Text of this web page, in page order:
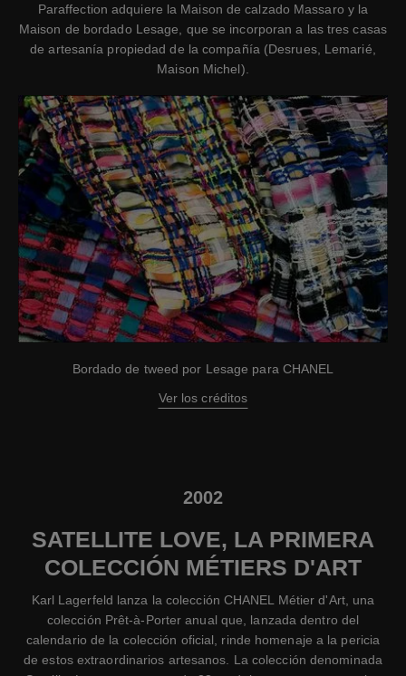
Paraffection adquiere la Maison de calzado Massaro y la
Maison de bordado Lesage, que se incorporan a las tres casas
de artesanía propiedad de la compañía (Desrues, Lemarié,
Maison Michel).
Bordado de tweed por Lesage para CHANEL
Ver los créditos
2002
SATELLITE LOVE, LA PRIMERA
COLECCIÓN MÉTIERS D'ART
Karl Lagerfeld lanza la colección CHANEL Métier d'Art, una
colección Prêt-à-Porter anual que, lanzada dentro del
calendario de la colección oficial, rinde homenaje a la pericia
de estos extraordinarios artesanos. La colección denominada